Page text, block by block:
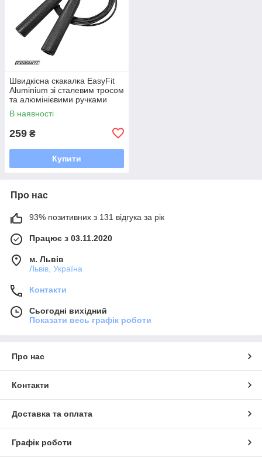
Швидкісна скакалка EasyFit
Aluminium зі сталевим тросом
та алюмінієвими ручками
чорна
В наявності
259 ₴
Купити
Про нас
93% позитивних з 131 відгука за рік
Працює з 03.11.2020
м. Львів
Львів, Україна
Контакти
Сьогодні вихідний
Показати весь графік роботи
Про нас
Контакти
Доставка та оплата
Графік роботи